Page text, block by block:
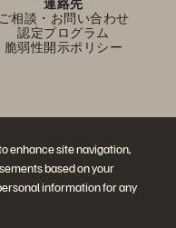
enhance site navigation,
based on your
information for any
連絡先
ご相談・お問い合わせ
認定プログラム
脆弱性開示ポリシー
します！